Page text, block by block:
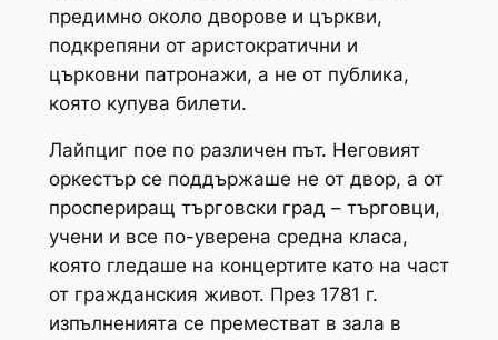
предимно около дворове и църкви,
подкрепяни от аристократични и
църковни патронажи, а не от публика,
която купува билети.
Лайпциг пое по различен път. Неговият
оркестър се поддържаше не от двор, а от
проспериращ търговски град – търговци,
учени и все по-уверена средна класа,
която гледаше на концертите като на част
от гражданския живот. През 1781 г.
изпълненията се преместват в зала в